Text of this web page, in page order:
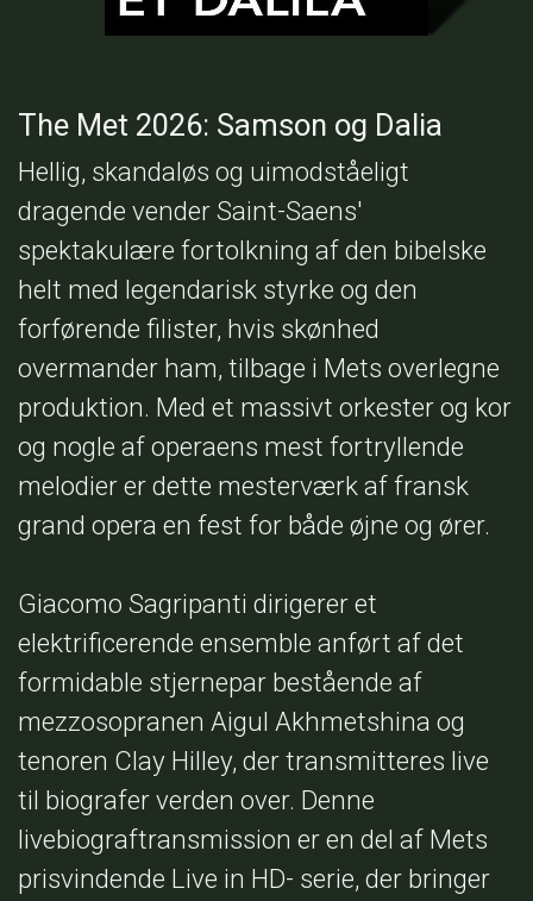
The Met 2026: Samson og Dalia
Hellig, skandaløs og uimodståeligt
dragende vender Saint-Saens'
spektakulære fortolkning af den bibelske
helt med legendarisk styrke og den
forførende filister, hvis skønhed
overmander ham, tilbage i Mets overlegne
produktion. Med et massivt orkester og kor
og nogle af operaens mest fortryllende
melodier er dette mesterværk af fransk
grand opera en fest for både øjne og ører.
Giacomo Sagripanti dirigerer et
elektrificerende ensemble anført af det
formidable stjernepar bestående af
mezzosopranen Aigul Akhmetshina og
tenoren Clay Hilley, der transmitteres live
til biografer verden over. Denne
livebiograftransmission er en del af Mets
prisvindende Live in HD- serie, der bringer